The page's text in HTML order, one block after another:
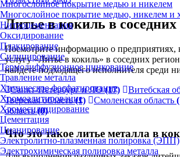
Многослойное покрытие медью и никелем
Многослойное покрытие медью, никелем и
Нитроцементация
Оксидирование
Плакирование
Силицирование
Термодиффузионное цинкование
Травление металла
Химическое фосфатирование
Хромоалитирование
Хромосилицирование
Цементация
Цианирование
Электролитно-плазменная полировка (ЭПП)
Электрохимическая полировка металла
Литье в кокиль в соседних
Посмотрите информацию о предприятиях,
услугу «Литье в кокиль» в соседних
найдете подходящего исполнителя среди
Санкт-Петербург и ЛО(17) Витебская
Тверская область(1) Смоленская область
область(0)
Что это такое литье металла в